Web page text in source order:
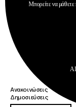
Ανακοινώσεις
Δημοσιεύσεις
Μπορείτε να μάθετε